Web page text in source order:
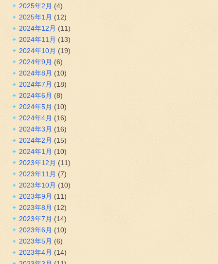
2025年2月 (4)
2025年1月 (12)
2024年12月 (11)
2024年11月 (13)
2024年10月 (19)
2024年9月 (6)
2024年8月 (10)
2024年7月 (18)
2024年6月 (8)
2024年5月 (10)
2024年4月 (16)
2024年3月 (16)
2024年2月 (15)
2024年1月 (10)
2023年12月 (11)
2023年11月 (7)
2023年10月 (10)
2023年9月 (11)
2023年8月 (12)
2023年7月 (14)
2023年6月 (10)
2023年5月 (6)
2023年4月 (14)